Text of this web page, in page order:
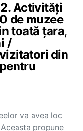
Activități
de muzee
toată țara,
/
din
va avea loc
propune